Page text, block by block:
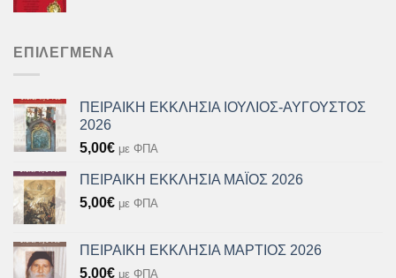
ΕΠΙΛΕΓΜΈΝΑ
ΠΕΙΡΑΙΚΗ ΕΚΚΛΗΣΙΑ ΙΟΥΛΙΟΣ-ΑΥΓΟΥΣΤΟΣ
2026
5,00€ με ΦΠΑ
ΠΕΙΡΑΙΚΗ ΕΚΚΛΗΣΙΑ ΜΑΪΟΣ 2026
5,00€ με ΦΠΑ
ΠΕΙΡΑΙΚΗ ΕΚΚΛΗΣΙΑ ΜΑΡΤΙΟΣ 2026
5,00€ με ΦΠΑ